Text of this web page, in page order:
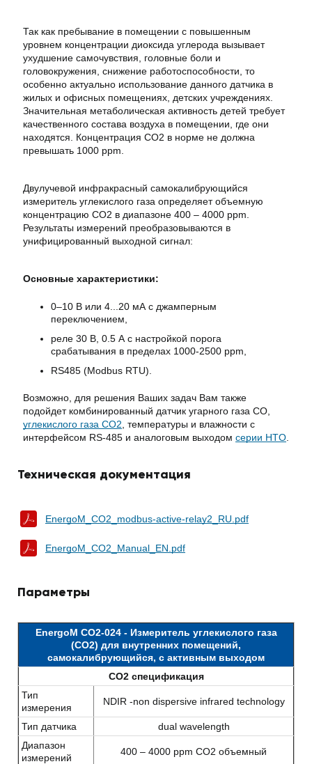
Так как пребывание в помещении с повышенным
уровнем концентрации диоксида углерода вызывает
ухудшение самочувствия, головные боли и
головокружения, снижение работоспособности, то
особенно актуально использование данного датчика в
жилых и офисных помещениях, детских учреждениях.
Значительная метаболическая активность детей требует
качественного состава воздуха в помещении, где они
находятся. Концентрация СО2 в норме не должна
превышать 1000 ppm.
Двулучевой инфракрасный самокалибрующийся
измеритель углекислого газа определяет объемную
концентрацию CO2 в диапазоне 400 – 4000 ppm.
Результаты измерений преобразовываются в
унифицированный выходной сигнал:
Основные характеристики:
0–10 В или 4...20 мА с джамперным
переключением,
реле 30 В, 0.5 А с настройкой порога
срабатывания в пределах 1000‐2500 ppm,
RS485 (Modbus RTU).
Возможно, для решения Ваших задач Вам также
подойдет комбинированный датчик угарного газа СО,
углекислого газа СО2 , температуры и влажности с
интерфейсом RS-485 и аналоговым выходом серии HTO
Техническая документация
EnergoM_CO2_modbus-active-relay2_RU.pdf
EnergoM_CO2_Manual_EN.pdf
Параметры
EnergoM CO2-024 - Измеритель углекислого газа
(CO2) для внутренних помещений,
самокалибрующийся, с активным выходом
CO2 спецификация
Тип
измерения
NDIR ‐non dispersive infrared technology
Тип датчика
dual wavelength
Диапазон
измерений
400 – 4000 ppm CO2 объемный